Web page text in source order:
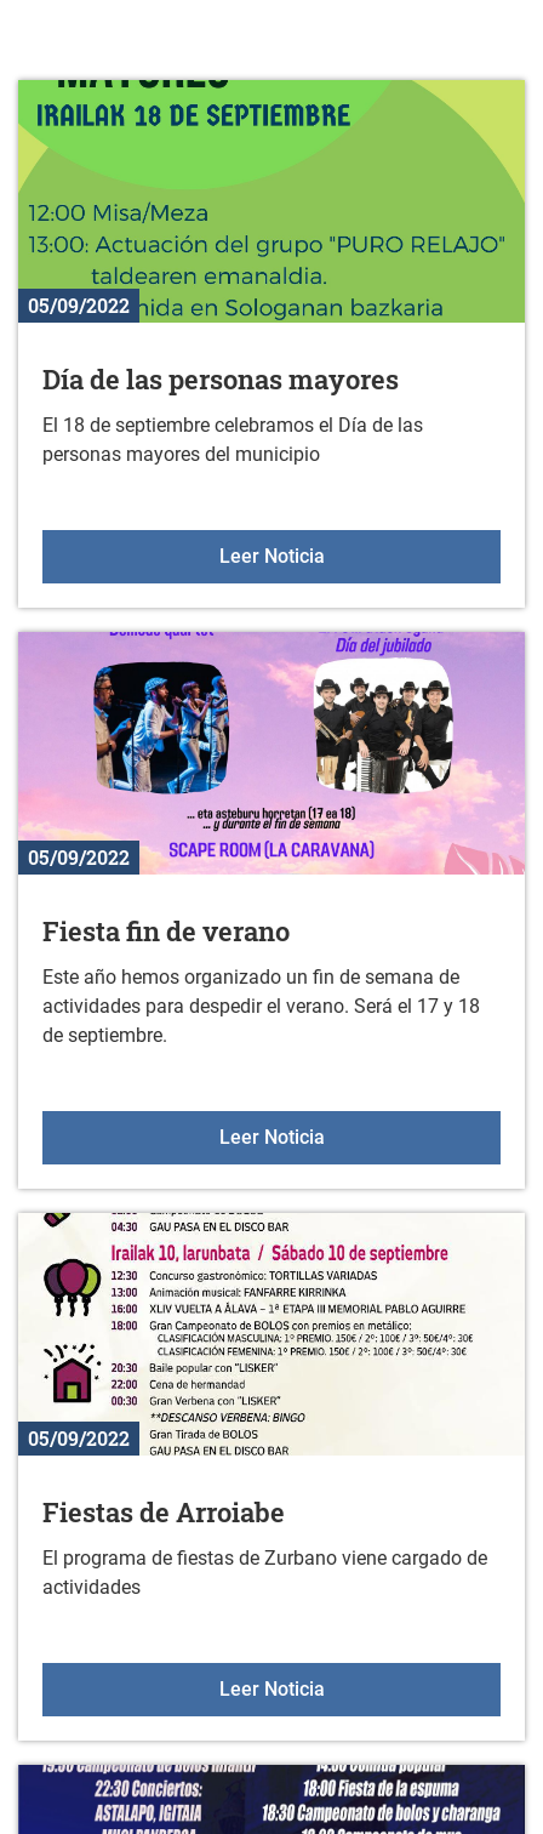
05/09/2022
Día de las personas mayores
El 18 de septiembre celebramos el Día de las
personas mayores del municipio
Leer NoticiaDía de las personas
05/09/2022
Fiesta fin de verano
Este año hemos organizado un fin de semana de
actividades para despedir el verano. Será el 17 y 18
de septiembre.
Leer NoticiaFiesta fin de verano
05/09/2022
Fiestas de Arroiabe
El programa de fiestas de Zurbano viene cargado de
actividades
Leer NoticiaFiestas de Arroiabe